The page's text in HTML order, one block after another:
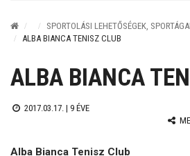
SPORTOLÁSI LEHETŐSÉGEK,
ALBA BIANCA TENISZ CLUB
ALBA BIANCA
2017.03.17. | 9 ÉVE
Alba Bianca Tenisz Club